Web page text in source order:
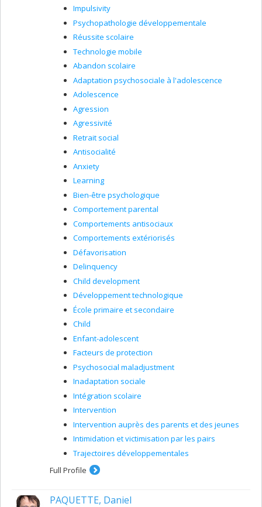
Impulsivity
Psychopathologie développementale
Réussite scolaire
Technologie mobile
Abandon scolaire
Adaptation psychosociale à l'adolescence
Adolescence
Agression
Agressivité
Retrait social
Antisocialité
Anxiety
Learning
Bien-être psychologique
Comportement parental
Comportements antisociaux
Comportements extériorisés
Défavorisation
Delinquency
Child development
Développement technologique
École primaire et secondaire
Child
Enfant-adolescent
Facteurs de protection
Psychosocial maladjustment
Inadaptation sociale
Intégration scolaire
Intervention
Intervention auprès des parents et des jeunes
Intimidation et victimisation par les pairs
Trajectoires développementales
Full Profile
PAQUETTE, Daniel